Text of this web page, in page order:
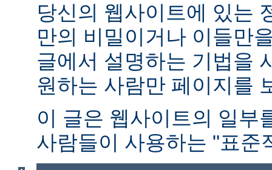
당신의 웹사이트에 있는
만의 비밀이거나 이들만
글에서 설명하는 기법을
원하는 사람만 페이지를
이 글은 웹사이트의 일부
사람들이 사용하는 "표준